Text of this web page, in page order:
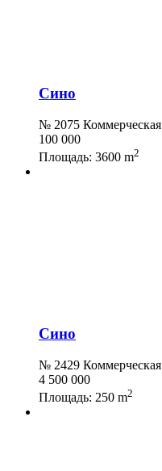
Сино
№ 2075 Коммерческая
100 000
Площадь: 3600 m2
Сино
№ 2429 Коммерческая
4 500 000
Площадь: 250 m2